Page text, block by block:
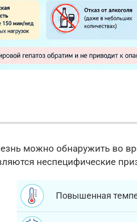
можно обнаружить во
неспецифические
Повышенная